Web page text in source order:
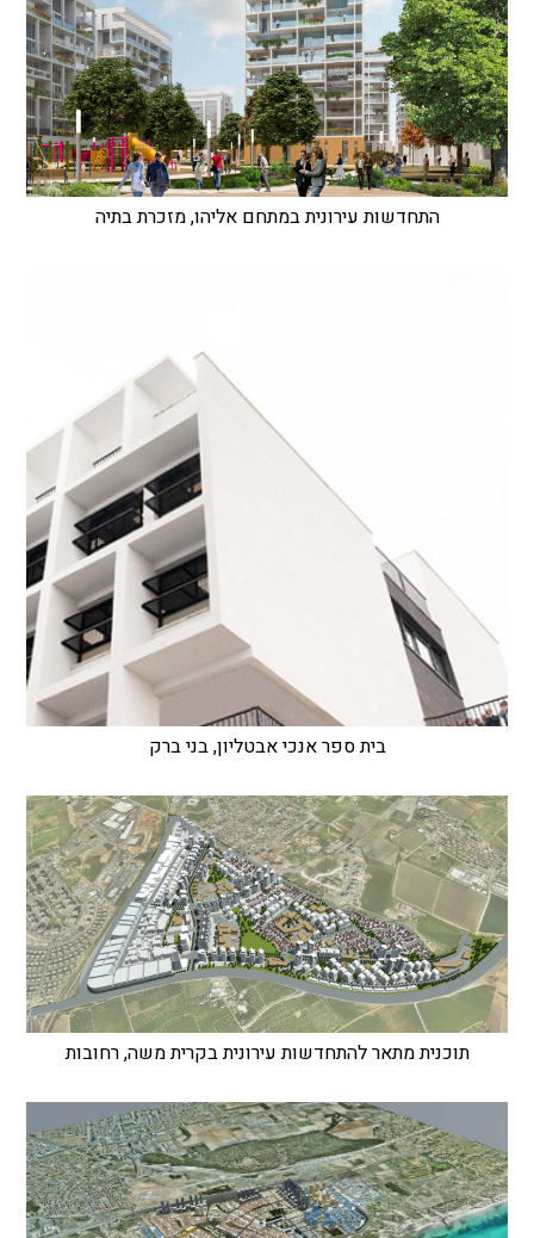
התחדשות עירונית במתחם אליהו, מזכרת בתיה
בית ספר אנכי אבטליון, בני ברק
תוכנית מתאר להתחדשות עירונית בקרית משה, רחובות